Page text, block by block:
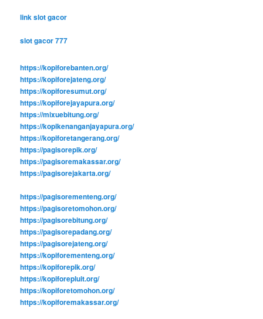
link slot gacor
slot gacor 777
https://kopiforebanten.org/
https://kopiforejateng.org/
https://kopiforesumut.org/
https://kopiforejayapura.org/
https://mixuebitung.org/
https://kopikenanganjayapura.org/
https://kopiforetangerang.org/
https://pagisorepik.org/
https://pagisoremakassar.org/
https://pagisorejakarta.org/
https://pagisorementeng.org/
https://pagisoretomohon.org/
https://pagisorebitung.org/
https://pagisorepadang.org/
https://pagisorejateng.org/
https://kopiforementeng.org/
https://kopiforepik.org/
https://kopiforepluit.org/
https://kopiforetomohon.org/
https://kopiforemakassar.org/